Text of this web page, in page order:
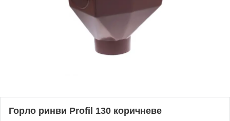
Горло ринви Profil 130 коричневе